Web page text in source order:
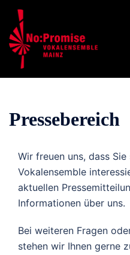
Zum
Inhalt
springen
Pressebereich
Wir freuen uns, dass
Vokalensemble
aktuellen
Informationen über uns.
Bei weiteren Fragen
stehen wir Ihnen gerne